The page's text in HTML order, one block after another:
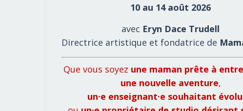
10 au 14 août 2026
avec Eryn Dace Trudell
Directrice artistique et fondatrice de
Que vous soyez une maman prête à
une nouvelle aventure,
un·e enseignant·e souhaitant